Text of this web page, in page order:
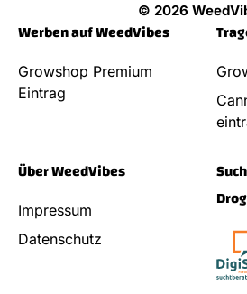
© 2026
Werben auf WeedVibes
Growshop Premium
Eintrag
Über WeedVibes
Impressum
Datenschutz